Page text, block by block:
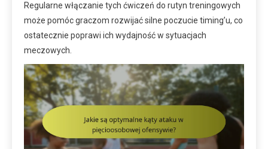
Regularne włączanie tych ćwiczeń do rutyn treningowych
może pomóc graczom rozwijać silne poczucie timing’u, co
ostatecznie poprawi ich wydajność w sytuacjach
meczowych.